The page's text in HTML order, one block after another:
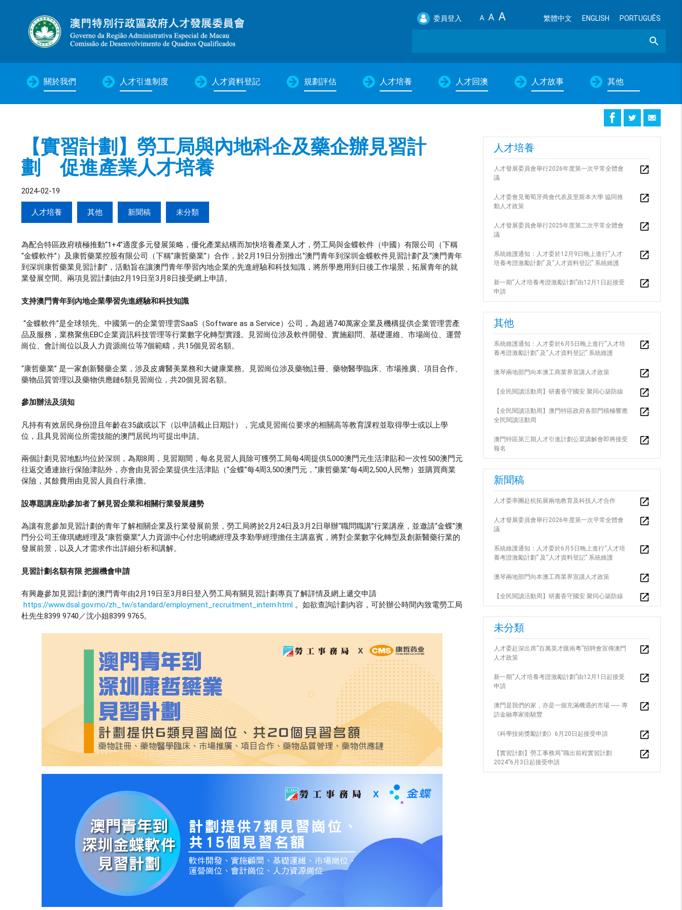
委員登入 A A A 繁體中文 ENGLISH PORTUGUÊS
關於我們 人才引進制度 人才資料登記 規劃評估 人才培養 人才回澳 人才故事 其他
【實習計劃】勞工局與內地科企及藥企辦見習計
劃 促進產業人才培養
2024-02-19
人才培養 其他 新聞稿 未分類
為配合特區政府積極推動“1+4”適度多元發展策略，優化產業結構而加快培養產業人才，勞工局與金蝶軟件（中國）有限公司（下稱
“金蝶軟件”）及康哲藥業控股有限公司（下稱“康哲藥業”）合作，於2月19日分別推出“澳門青年到深圳金蝶軟件見習計劃”及“澳門青年
到深圳康哲藥業見習計劃”，活動旨在讓澳門青年學習內地企業的先進經驗和科技知識，將所學應用到日後工作場景，拓展青年的就
業發展空間。兩項見習計劃由2月19日至3月8日接受網上申請。
支持澳門青年到內地企業學習先進經驗和科技知識
“金蝶軟件”是全球領先、中國第一的企業管理雲SaaS（Software as a Service）公司，為超過740萬家企業及機構提供企業管理雲產
品及服務，業務聚焦EBC企業資訊科技管理等行業數字化轉型實踐。見習崗位涉及軟件開發、實施顧問、基礎運維、市場崗位、運營
崗位、會計崗位以及人力資源崗位等7個範疇，共15個見習名額。
“康哲藥業” 是一家創新醫藥企業，涉及皮膚醫美業務和大健康業務。見習崗位涉及藥物註冊、藥物醫學臨床、市場推廣、項目合作、
藥物品質管理以及藥物供應鏈6類見習崗位，共20個見習名額。
參加辦法及須知
凡持有有效居民身份證且年齡在35歲或以下（以申請截止日期計），完成見習崗位要求的相關高等教育課程並取得學士或以上學
位，且具見習崗位所需技能的澳門居民均可提出申請。
兩個計劃見習地點均位於深圳，為期8周，見習期間，每名見習人員除可獲勞工局每4周提供5,000澳門元生活津貼和一次性500澳門元
往返交通連旅行保險津貼外，亦會由見習企業提供生活津貼（“金蝶”每4周3,500澳門元，“康哲藥業”每4周2,500人民幣）並購買商業
保險，其餘費用由見習人員自行承擔。
設專題講座助參加者了解見習企業和相關行業發展趨勢
為讓有意參加見習計劃的青年了解相關企業及行業發展前景，勞工局將於2月24日及3月2日舉辦“職問職講”行業講座，並邀請“金蝶”澳
門分公司王偉琪總經理及“康哲藥業”人力資源中心付忠明總經理及李勤學經理擔任主講嘉賓，將對企業數字化轉型及創新醫藥行業的
發展前景，以及人才需求作出詳細分析和講解。
見習計劃名額有限 把握機會申請
有興趣參加見習計劃的澳門青年由2月19日至3月8日登入勞工局有關見習計劃專頁了解詳情及網上遞交申請
https://www.dsal.gov.mo/zh_tw/standard/employment_recruitment_intern.html 。如欲查詢計劃內容，可於辦公時間內致電勞工局
杜先生8399 9740／沈小姐8399 9765。
人才培養
人才發展委員會舉行2026年度第一次平常全體會
議
人才委會見葡萄牙商會代表及里斯本大學 協同推
動人才政策
人才發展委員會舉行2025年度第二次平常全體會
議
系統維護通知：人才委於12月9日晚上進行“人才
培養考證激勵計劃” 及“人才資料登記” 系統維護
新一期“人才培養考證激勵計劃”由12月1日起接受
申請
其他
系統維護通知：人才委於6月5日晚上進行“人才培
養考證激勵計劃” 及“人才資料登記” 系統維護
澳琴兩地部門向本澳工商業界宣講人才政策
【全民閱讀活動周】研書香守國安 聚同心築防線
【全民閱讀活動周】澳門特區政府各部門積極響應
全民閱讀活動周
澳門特區第三期人才引進計劃公眾講解會即將接受
報名
新聞稿
人才委率團赴杭拓展兩地教育及科技人才合作
人才發展委員會舉行2026年度第一次平常全體會
議
系統維護通知：人才委於6月5日晚上進行“人才培
養考證激勵計劃” 及“人才資料登記” 系統維護
澳琴兩地部門向本澳工商業界宣講人才政策
【全民閱讀活動周】研書香守國安 聚同心築防線
未分類
人才委赴深出席“百萬英才匯南粵”招聘會宣傳澳門
人才政策
新一期“人才培養考證激勵計劃”由12月1日起接受
申請
澳門是我們的家，亦是一個充滿機遇的市場 ── 專
訪金融專家衛驍豐
《科學技術獎勵計劃》6月20日起接受申請
【實習計劃】勞工事務局“職出前程實習計劃
2024”6月3日起接受申請